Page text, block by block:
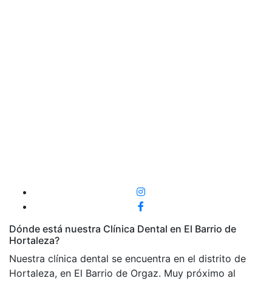
Dónde está nuestra Clínica Dental en El Barrio de
Hortaleza?
Nuestra clínica dental se encuentra en el distrito de
Hortaleza, en El Barrio de Orgaz. Muy próximo al